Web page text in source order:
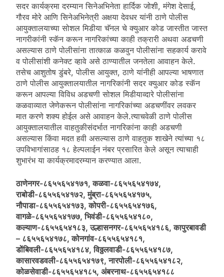
सदर कार्यक्रमा दरम्यान सिनेअभिनेता हार्दिक जोशी, मंगेश देसाई,
गौरव मोरे आणि सिनेअभिनेत्री अक्षया देवधर यांनी ठाणे पोलीस
आयुक्तालयाच्या सोशल मिडीया चॅनल चे क्युआर कोड जास्तीत जास्त
नागरीकांनी स्कॅन करून नागरिकांच्या काही तक्रारी अथवा अडचणी
असल्यास ठाणे पोलीसांना तात्काळ कळवुन पोलीसांना सहकार्य करावे
व पोलीसांशी कनेक्ट व्हावे असे ठाण्यातील जनतेला आवाहन केले.
तसेच आशुतोष डुंबरे, पोलीस आयुक्त, ठाणे यांनीही आपल्या भाषणात
ठाणे पोलीस आयुक्तालयातील नागरिकांनी सदर क्युआर कोड स्कॅन
करून आपल्या विविध अडचणी सोशल मिडीयाव्दारे पोलीसांना
कळवाव्यात जेणेकरून पोलीसांना नागरिकांच्या अडचणींवर लवकर
मात करणे शक्य होईल असे आवाहन केले.त्याचवेळी ठाणे पोलीस
आयुक्तालयातील वाहतुकीसंदर्भात नागरिकांना काही अडचणी
असल्यास किंवा मदत हवी असल्यास ठाणे वाहतुक शाखेने त्यांच्या १८
उपविभागांसाठह १८ हेल्पलाईन नंबर प्रसारित केले असून त्याचाही
शुभारंभ या कार्यक्रमादरम्यान करण्यात आला.
ठाणेनगर-८६५५६५४१७१, कळवा-८६५५६५४१७४,
राबोडी-८६५५६५४१७२, मुंब्रा-८६५५६५४१७५,
नौपाडा-८६५५६५४१७३, कोपरी-८६५५६५४१७६,
वागळे-८६५५६५४१७७, भिवंडी-८६५५६५४१८०,
कल्याण-८६५५६५४१८३, उल्हासनगर-८६५५६५४१८६, कापुरबावडी
– ८६५५६५४१७८, कोनगांव-८६५५६५४१८१,
डोंबिवली-८६५५६५४१८४, विठ्ठलवाडी-८६५५६५४१८७,
कासारवडवली-८६५५६५४१७९, नारपोली-८६५५६५४१८२,
कोळसेवाडी-८६५५६५४१८५, अंबरनाथ-८६५५६५४१८८